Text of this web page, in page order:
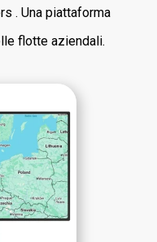
. Una piattaforma
flotte aziendali.